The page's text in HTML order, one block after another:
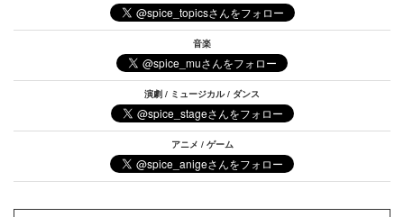
音楽
演劇 / ミュージカル / ダンス
アニメ / ゲーム